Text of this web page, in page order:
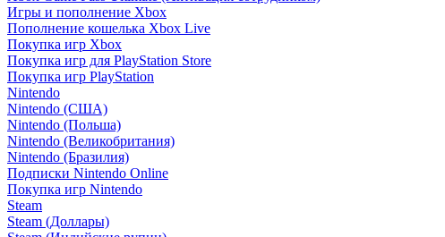
Игры и пополнение Xbox
Пополнение кошелька Xbox Live
Покупка игр Xbox
Покупка игр для PlayStation Store
Покупка игр PlayStation
Nintendo
Nintendo (США)
Nintendo (Польша)
Nintendo (Великобритания)
Nintendo (Бразилия)
Подписки Nintendo Online
Покупка игр Nintendo
Steam
Steam (Доллары)